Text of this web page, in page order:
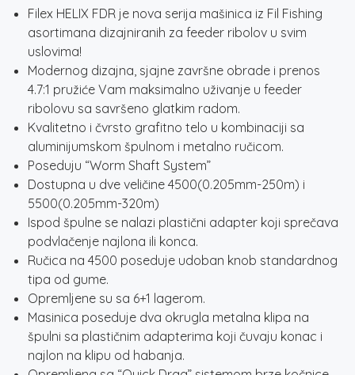
Filex HELIX FDR je nova serija mašinica iz Fil Fishing
asortimana dizajniranih za feeder ribolov u svim
uslovima!
Modernog dizajna, sjajne završne obrade i prenos
4.7:1 pružiće Vam maksimalno uživanje u feeder
ribolovu sa savršeno glatkim radom.
Kvalitetno i čvrsto grafitno telo u kombinaciji sa
aluminijumskom špulnom i metalno ručicom.
Poseduju “Worm Shaft System”
Dostupna u dve veličine 4500(0.205mm-250m) i
5500(0.205mm-320m)
Ispod špulne se nalazi plastični adapter koji sprečava
podvlačenje najlona ili konca.
Ručica na 4500 poseduje udoban knob standardnog
tipa od gume.
Opremljene su sa 6+1 lagerom.
Masinica poseduje dva okrugla metalna klipa na
špulni sa plastičnim adapterima koji čuvaju konac i
najlon na klipu od habanja.